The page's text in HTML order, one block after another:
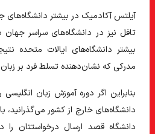
آیلتس آکادمیک در بیشتر دانشگاه‌های
تافل نیز در دانشگاه‌های سراسر جهان
بیشتر دانشگاه‌های ایالات متحده
مدرکی که نشان‌دهنده تسلط فرد بر
بنابراین اگر دوره آموزش زبان
دانشگاه‌های خارج از کشور می‌گذرانید،
دانشگاه قصد ارسال درخواستتان را